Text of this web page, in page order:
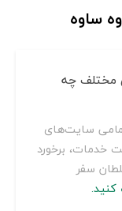
ساوه
مختلف چه
سایت‌های
خدمات، برخورد
سفر